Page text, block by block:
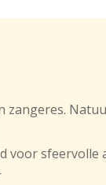
zangeres.
voor